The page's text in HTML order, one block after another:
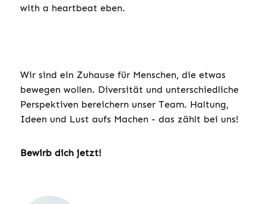
with a heartbeat eben.
Wir sind ein Zuhause für Menschen, die etwas
bewegen wollen. Diversität und unterschiedliche
Perspektiven bereichern unser Team. Haltung,
Ideen und Lust aufs Machen - das zählt bei uns!
Bewirb dich jetzt!